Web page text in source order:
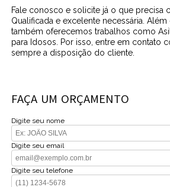
Fale conosco e solicite já o que precisa
Qualificada e excelente necessária. Além
também oferecemos trabalhos como
para Idosos. Por isso, entre em contato
sempre a disposição do cliente.
FAÇA UM ORÇAMENTO
Digite seu nome
Digite seu email
Digite seu telefone